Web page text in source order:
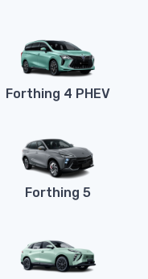
Forthing 4 PHEV
Forthing 5